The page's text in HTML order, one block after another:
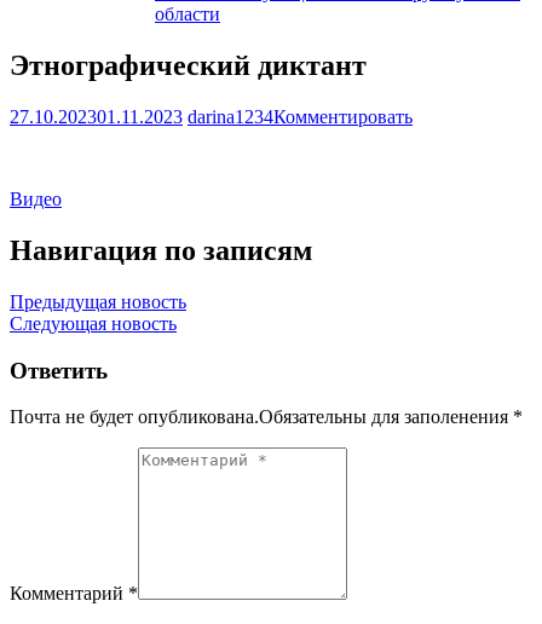
области
Этнографический диктант
27.10.202301.11.2023 darina1234Комментировать
Видео
Навигация по записям
Предыдущая новость
Следующая новость
Ответить
Почта не будет опубликована.Обязательны для заполенения *
Комментарий *